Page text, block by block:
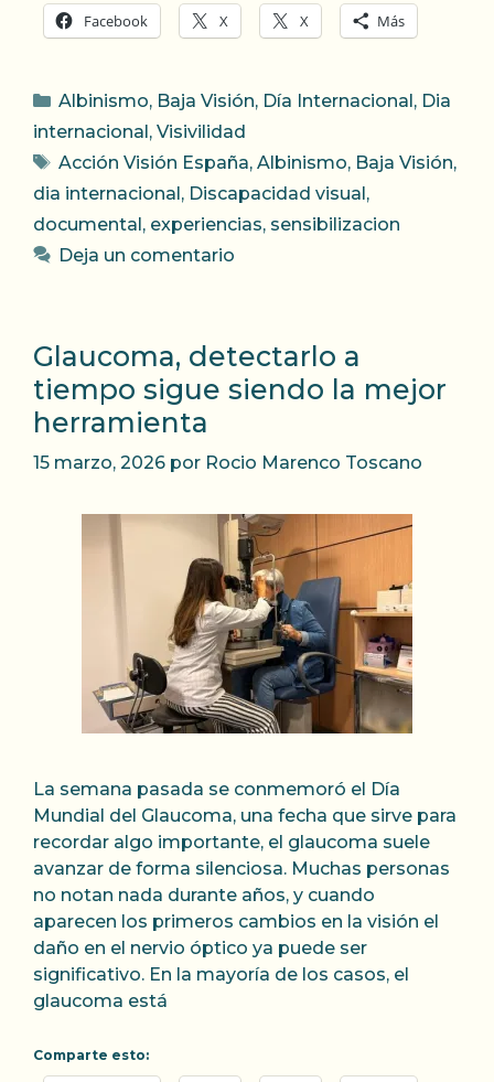
Facebook X X Más
Categorías
Albinismo, Baja Visión, Día Internacional , Dia
internacional , Visivilidad
Etiquetas
Acción Visión España, Albinismo, Baja Visión,
dia internacional , Discapacidad visual ,
documental , experiencias, sensibilizacion
Deja un comentario
Glaucoma, detectarlo a
tiempo sigue siendo la mejor
herramienta
15 marzo, 2026 por Rocio Marenco Toscano
La semana pasada se conmemoró el Día
Mundial del Glaucoma, una fecha que sirve para
recordar algo importante, el glaucoma suele
avanzar de forma silenciosa. Muchas personas
no notan nada durante años, y cuando
aparecen los primeros cambios en la visión el
daño en el nervio óptico ya puede ser
significativo. En la mayoría de los casos, el
glaucoma está
Comparte esto: